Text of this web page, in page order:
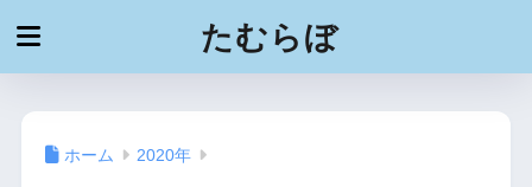
たむらぼ
ホーム 2020年